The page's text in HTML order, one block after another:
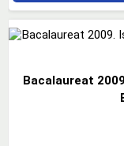
Bacalaureat